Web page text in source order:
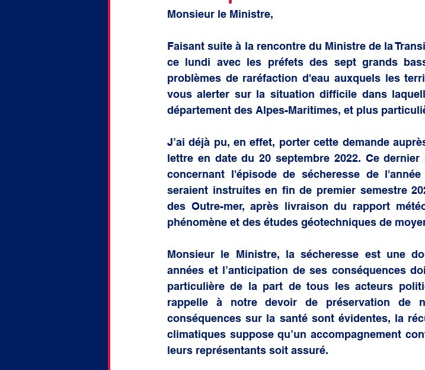
doctorat Discussion générale
Monsieur le Ministre,
Faisant suite à la rencontre du Ministre de la
ce lundi avec les préfets des sept grands
problèmes de raréfaction d'eau auxquels les
vous alerter sur la situation difficile dans
département des Alpes-Maritimes, et plus
J’ai déjà pu, en effet, porter cette demande
lettre en date du 20 septembre 2022. Ce
concernant l'épisode de sécheresse de
seraient instruites en fin de premier semestre
des Outre-mer, après livraison du rapport
phénomène et des études géotechniques de
Monsieur le Ministre, la sécheresse est une
années et l’anticipation de ses conséquences
particulière de la part de tous les acteurs
rappelle à notre devoir de préservation de
conséquences sur la santé sont évidentes, la
climatiques suppose qu’un accompagnement
leurs représentants soit assuré.